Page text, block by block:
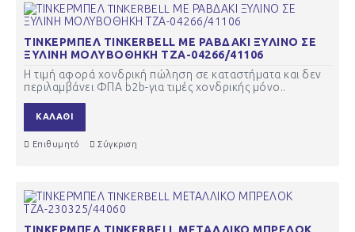
ΤΙΝΚΕΡΜΠΕΛ TINKERBELL ΜΕ ΡΑΒΔΑΚΙ ΞΥΛΙΝΟ ΣΕ
ΞΥΛΙΝΗ ΜΟΛΥΒΟΘΗΚΗ ΤΖΑ-04266/41106
Η τιμή αφορά χονδρική πώληση σε καταστήματα και δεν
περιλαμβάνει ΦΠΑ b2b-για τιμές χονδρικής μόνο..
ΚΑΛΆΘΙ
Επιθυμητό Σύγκριση
ΤΙΝΚΕΡΜΠΕΛ TINKERBELL ΜΕΤΑΛΛΙΚΟ ΜΠΡΕΛΟΚ